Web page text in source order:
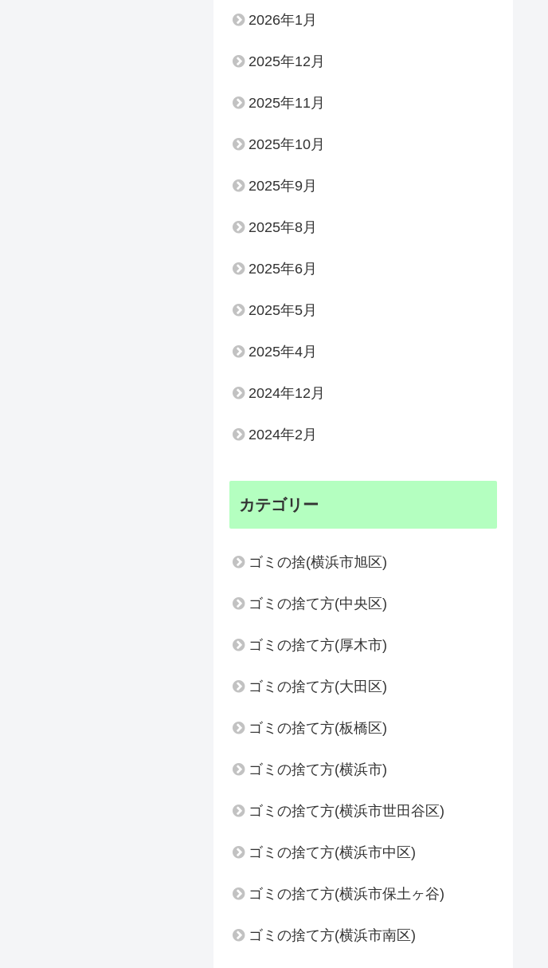
2026年1月
2025年12月
2025年11月
2025年10月
2025年9月
2025年8月
2025年6月
2025年5月
2025年4月
2024年12月
2024年2月
カテゴリー
ゴミの捨(横浜市旭区)
ゴミの捨て方(中央区)
ゴミの捨て方(厚木市)
ゴミの捨て方(大田区)
ゴミの捨て方(板橋区)
ゴミの捨て方(横浜市)
ゴミの捨て方(横浜市世田谷区)
ゴミの捨て方(横浜市中区)
ゴミの捨て方(横浜市保土ヶ谷)
ゴミの捨て方(横浜市南区)